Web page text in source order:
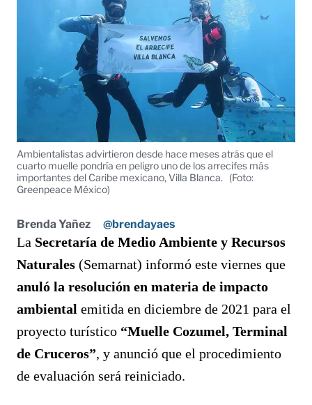
Ambientalistas advirtieron desde hace meses atrás que el
cuarto muelle pondría en peligro uno de los arrecifes más
importantes del Caribe mexicano, Villa Blanca.
(Foto:
Greenpeace México)
Brenda Yañez @brendayaes
La Secretaría de Medio Ambiente y Recursos
Naturales (Semarnat) informó este viernes que
anuló la resolución en materia de impacto
ambiental emitida en diciembre de 2021 para el
proyecto turístico “Muelle Cozumel, Terminal
de Cruceros”, y anunció que el procedimiento
de evaluación será reiniciado.